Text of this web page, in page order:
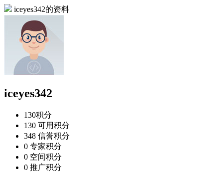
iceyes342的资料
iceyes342
130积分
130 可用积分
348 信誉积分
0 专家积分
0 空间积分
0 推广积分